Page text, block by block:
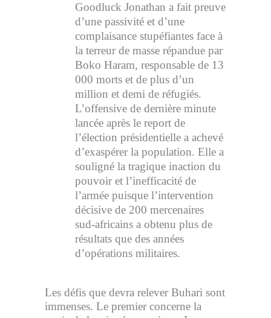
Goodluck Jonathan a fait preuve
d’une passivité et d’une
complaisance stupéfiantes face à
la terreur de masse répandue par
Boko Haram, responsable de 13
000 morts et de plus d’un
million et demi de réfugiés.
L’offensive de dernière minute
lancée après le report de
l’élection présidentielle a achevé
d’exaspérer la population. Elle a
souligné la tragique inaction du
pouvoir et l’inefficacité de
l’armée puisque l’intervention
décisive de 200 mercenaires
sud-africains a obtenu plus de
résultats que des années
d’opérations militaires.
Les défis que devra relever Buhari sont
immenses. Le premier concerne la